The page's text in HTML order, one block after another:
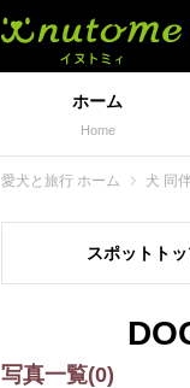
ホーム
Home
愛犬と旅行 ホーム 犬 同
スポット ト
写真一覧(0)